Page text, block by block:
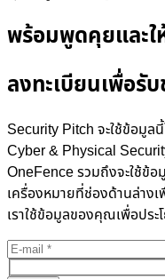
พร้อมพูดคุยและใ
ลงทะเบียนเพื่อรับ
Security Pitch จะใช้ข้อมูล
Cyber & Physical
OneFence รวมถึงจะใช้ข้
เครื่องหมายที่ช่องด้านล่าง
เราใช้ข้อมูลของคุณเพื่อปร